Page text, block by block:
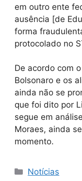
em outro ente
ausência [de
forma
protocolado no
De acordo com
Bolsonaro e os
ainda não se
que foi dito por
segue em
Moraes, ainda
momento.
Categorias
Notícias